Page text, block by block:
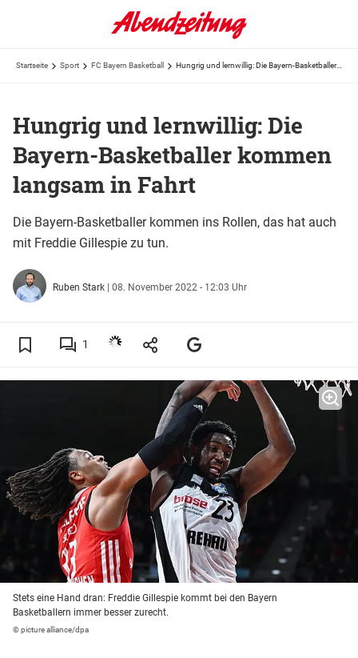
Startseite Sport FC Bayern Basketball Hungrig und lernwillig: Die Bayern-Basketballer kommen langsam in Fahrt
Hungrig und lernwillig: Die
Bayern-Basketballer kommen
langsam in Fahrt
Die Bayern-Basketballer kommen ins Rollen, das hat auch
mit Freddie Gillespie zu tun.
Ruben Stark | 08. November 2022 - 12:03 Uhr
1
Stets eine Hand dran: Freddie Gillespie kommt bei den Bayern
Basketballern immer besser zurecht.
© picture alliance/dpa